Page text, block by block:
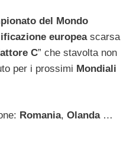
del Mondo
europeascarsa
C” che stavolta non
per i prossimi Mondiali
Romania, Olanda…